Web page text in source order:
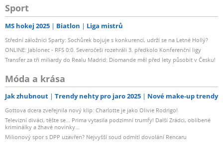
Sport
MS hokej 2025 Biatlon Liga mistrů
Střední záložníci Sparty: Sochůrek bojuje s konkurencí, udrží se na Letné Hollý?
ONLINE: Jablonec - RFS 0:0. Severočeši rozehráli 3. předkolo Konferenční ligy
Transfer za tři miliardy do Realu Madrid: Diomande měl před lety působit v Česku!
Móda a krása
Jak zhubnout Trendy nehty pro jaro 2025 Nové make-up trendy
Gottova dcera zveřejnila nový klip: Charlotte je jako Olivie Rodrigo!
Televizní diváci, těšte se... Prima vytasila podzimní trumfy! Další Zrádci, oblíbené
kriminálky a žhavé novinky...
Milionový spor s DPP uzavřen? Nejvyšší soud odmítl dovolání Rencaru